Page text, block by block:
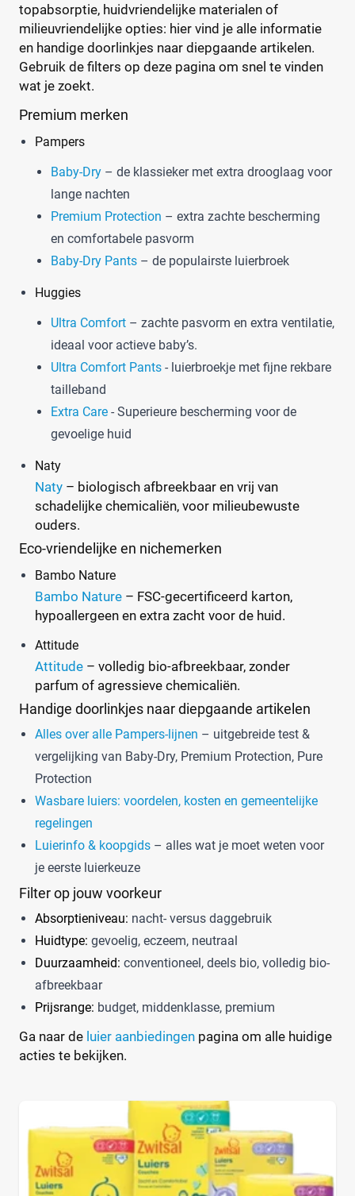
topabsorptie, huidvriendelijke materialen of
milieuvriendelijke opties: hier vind je alle informatie
en handige doorlinkjes naar diepgaande artikelen.
Gebruik de filters op deze pagina om snel te vinden
wat je zoekt.
Premium merken
Pampers
Baby-Dry – de klassieker met extra drooglaag voor
lange nachten
Premium Protection – extra zachte bescherming
en comfortabele pasvorm
Baby-Dry Pants – de populairste luierbroek
Huggies
Ultra Comfort – zachte pasvorm en extra ventilatie,
ideaal voor actieve baby’s.
Ultra Comfort Pants - luierbroekje met fijne rekbare
tailleband
Extra Care - Superieure bescherming voor de
gevoelige huid
Naty
Naty – biologisch afbreekbaar en vrij van
schadelijke chemicaliën, voor milieubewuste
ouders.
Eco-vriendelijke en nichemerken
Bambo Nature
Bambo Nature – FSC-gecertificeerd karton,
hypoallergeen en extra zacht voor de huid.
Attitude
Attitude – volledig bio-afbreekbaar, zonder
parfum of agressieve chemicaliën.
Handige doorlinkjes naar diepgaande artikelen
Alles over alle Pampers-lijnen – uitgebreide test &
vergelijking van Baby-Dry, Premium Protection, Pure
Protection
Wasbare luiers: voordelen, kosten en gemeentelijke
regelingen
Luierinfo & koopgids – alles wat je moet weten voor
je eerste luierkeuze
Filter op jouw voorkeur
Absorptieniveau: nacht- versus daggebruik
Huidtype: gevoelig, eczeem, neutraal
Duurzaamheid: conventioneel, deels bio, volledig bio-
afbreekbaar
Prijsrange: budget, middenklasse, premium
Ga naar de luier aanbiedingen pagina om alle huidige
acties te bekijken.